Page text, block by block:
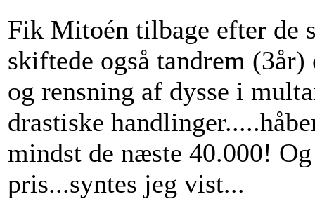
Fik Mitoén tilbage efter de
skiftede også tandrem
og rensning af dysse i
drastiske
mindst de næste 40.000!
pris...syntes jeg vist...